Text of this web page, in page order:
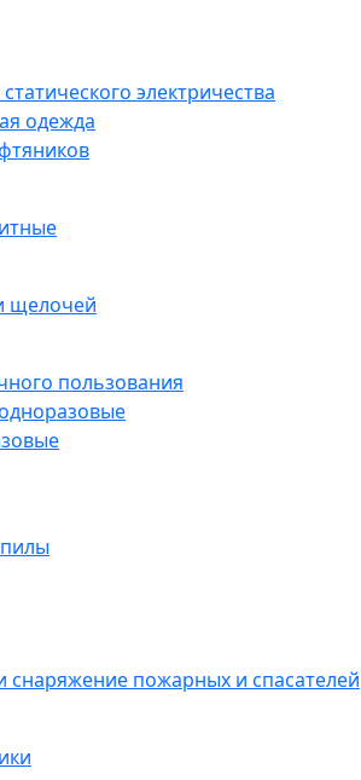
электричества
одежда
щелочей
пользования
снаряжение пожарных и спасателей